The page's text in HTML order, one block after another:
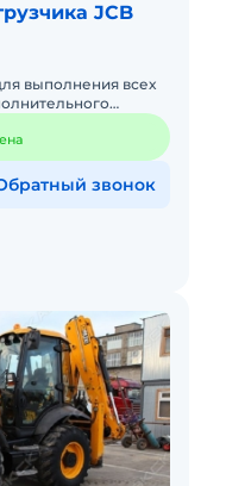
JCB
выполнения всех
вилы,
звонок